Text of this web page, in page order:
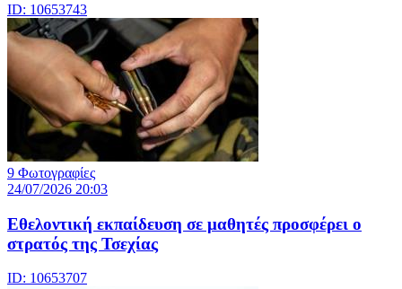
ID: 10653743
9 Φωτογραφίες
24/07/2026 20:03
Eθελοντική εκπαίδευση σε μαθητές προσφέρει ο
στρατός της Τσεχίας
ID: 10653707